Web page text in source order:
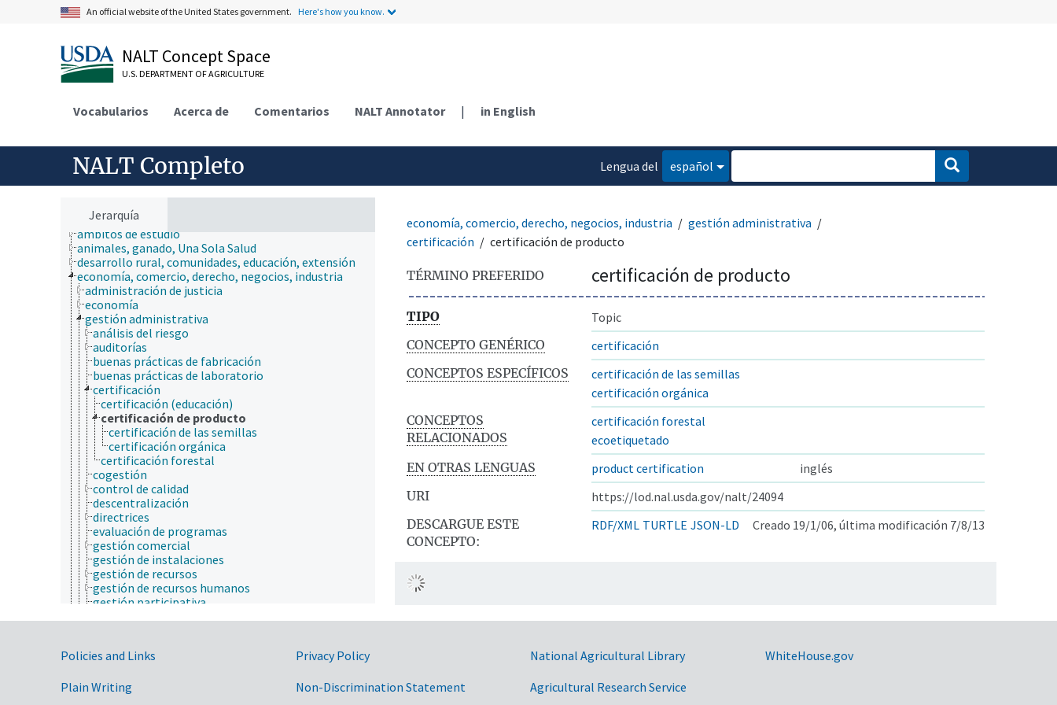
An official website of the United States government. Here's how you know.
NALT Concept Space
U.S. DEPARTMENT OF AGRICULTURE
Vocabularios Acerca de Comentarios NALT Annotator | in English
NALT Completo
Lengua del
español
Jerarquía
ámbitos de estudio
animales, ganado, Una Sola Salud
desarrollo rural, comunidades, educación, extensión
economía, comercio, derecho, negocios, industria
administración de justicia
economía
gestión administrativa
análisis del riesgo
auditorías
buenas prácticas de fabricación
buenas prácticas de laboratorio
certificación
certificación (educación)
certificación de producto
certificación de las semillas
certificación orgánica
certificación forestal
cogestión
control de calidad
descentralización
directrices
evaluación de programas
gestión comercial
gestión de instalaciones
gestión de recursos
gestión de recursos humanos
gestión participativa
mejores prácticas de administración
organización del trabajo
economía, comercio, derecho, negocios, industria
gestión administrativa
certificación
certificación de producto
TÉRMINO PREFERIDO certificación de producto
TIPO
Topic
CONCEPTO GENÉRICO
certificación
CONCEPTOS ESPECÍFICOS
certificación de las semillas
certificación orgánica
CONCEPTOS
RELACIONADOS
certificación forestal
ecoetiquetado
EN OTRAS LENGUAS
product certification
inglés
URI
https://lod.nal.usda.gov/nalt/24094
DESCARGUE ESTE
CONCEPTO:
RDF/XML TURTLE JSON-LD Creado 19/1/06, última modificación 7/8/13
Government Links
Policies and Links
Plain Writing
Privacy Policy
Non-Discrimination Statement
National Agricultural Library
Agricultural Research Service
WhiteHouse.gov